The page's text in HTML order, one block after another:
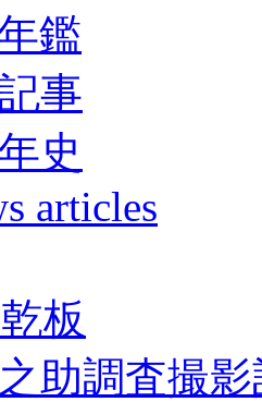
鑑
事
史
articles
板
助調査撮